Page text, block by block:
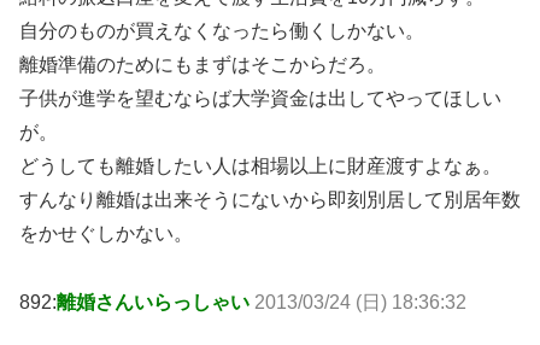
自分のものが買えなくなったら働くしかない。
離婚準備のためにもまずはそこからだろ。
子供が進学を望むならば大学資金は出してやってほしい
が。
どうしても離婚したい人は相場以上に財産渡すよなぁ。
すんなり離婚は出来そうにないから即刻別居して別居年数
をかせぐしかない。
892:離婚さんいらっしゃい 2013/03/24 (日) 18:36:32